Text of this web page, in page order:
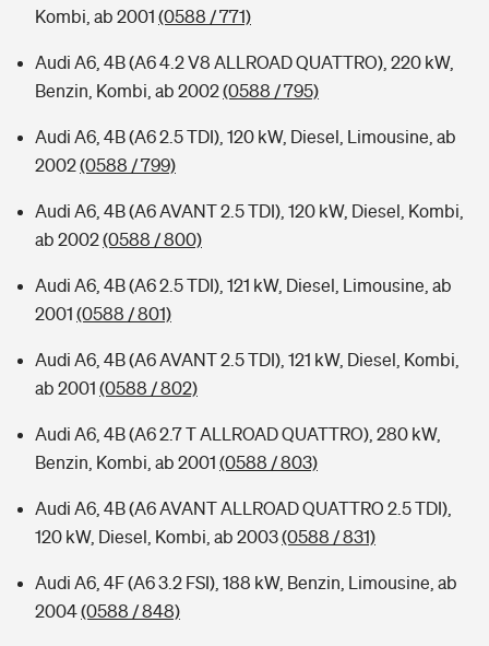
Kombi, ab 2001 (0588 / 771)
Audi A6, 4B (A6 4.2 V8 ALLROAD QUATTRO), 220 kW,
Benzin, Kombi, ab 2002(0588 / 795)
Audi A6, 4B (A6 2.5 TDI), 120 kW, Diesel, Limousine, ab
2002(0588 / 799)
Audi A6, 4B (A6 AVANT 2.5 TDI), 120 kW, Diesel, Kombi,
ab 2002(0588 / 800)
Audi A6, 4B (A6 2.5 TDI), 121 kW, Diesel, Limousine, ab
2001 (0588 / 801)
Audi A6, 4B (A6 AVANT 2.5 TDI), 121 kW, Diesel, Kombi,
ab 2001 (0588 / 802)
Audi A6, 4B (A6 2.7 T ALLROAD QUATTRO), 280 kW,
Benzin, Kombi, ab 2001 (0588 / 803)
Audi A6, 4B (A6 AVANT ALLROAD QUATTRO 2.5 TDI),
120 kW, Diesel, Kombi, ab 2003(0588 / 831)
Audi A6, 4F (A6 3.2 FSI), 188 kW, Benzin, Limousine, ab
2004(0588 / 848)